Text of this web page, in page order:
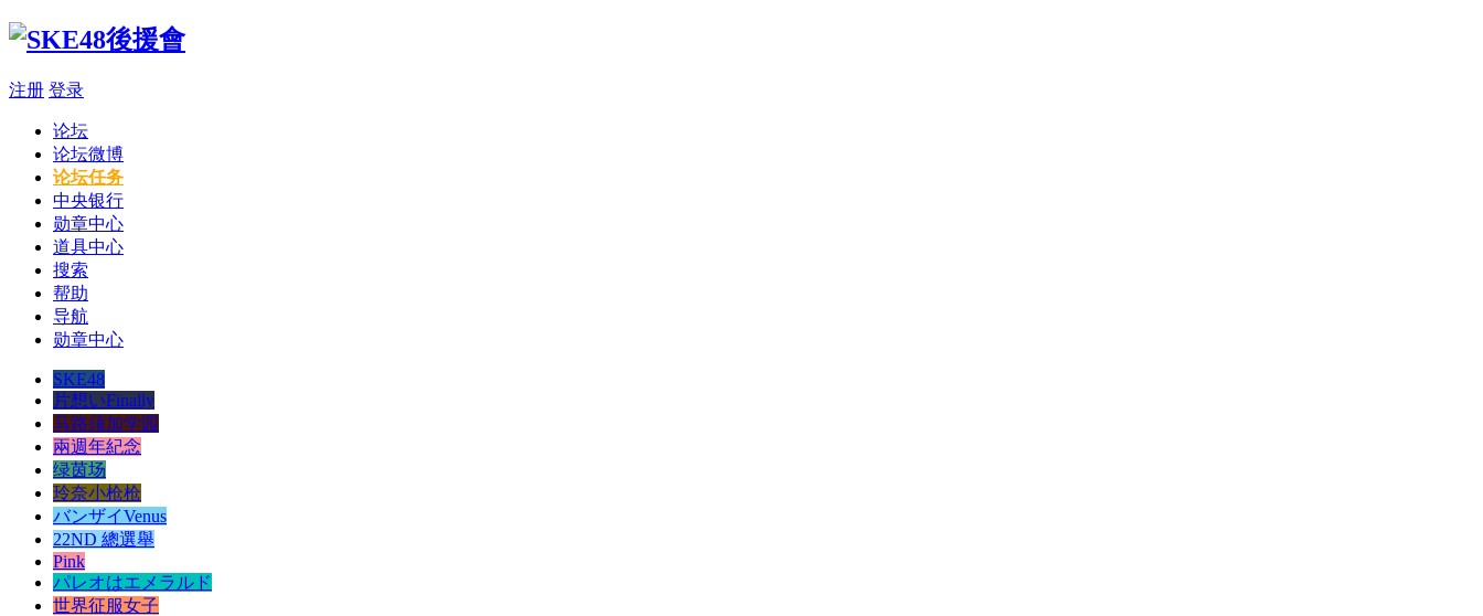
注册 登录
论坛
论坛微博
论坛任务
中央银行
勋章中心
道具中心
搜索
帮助
导航
勋章中心
SKE48
片想いFinally
马路须加学园
兩週年紀念
绿茵场
玲奈小枪枪
バンザイVenus
22ND 總選舉
Pink
パレオはエメラルド
世界征服女子